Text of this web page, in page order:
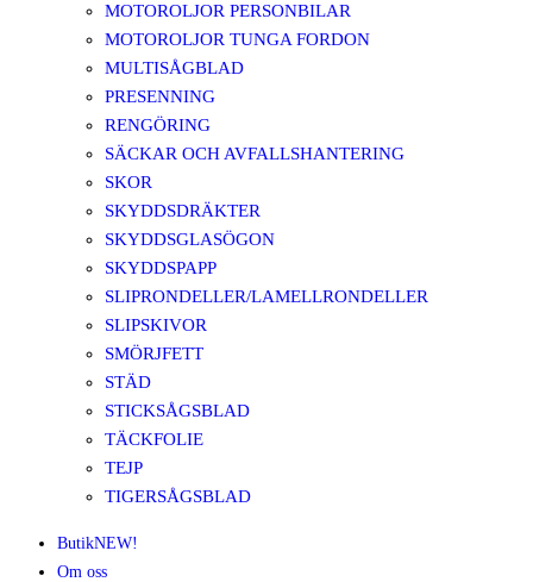
MOTOROLJOR PERSONBILAR
MOTOROLJOR TUNGA FORDON
MULTISÅGBLAD
PRESENNING
RENGÖRING
SÄCKAR OCH AVFALLSHANTERING
SKOR
SKYDDSDRÄKTER
SKYDDSGLASÖGON
SKYDDSPAPP
SLIPRONDELLER/LAMELLRONDELLER
SLIPSKIVOR
SMÖRJFETT
STÄD
STICKSÅGSBLAD
TÄCKFOLIE
TEJP
TIGERSÅGSBLAD
ButikNEW!
Om oss